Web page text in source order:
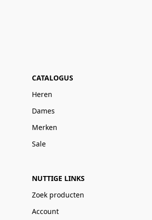
CATALOGUS
Heren
Dames
Merken
Sale
NUTTIGE LINKS
Zoek producten
Account